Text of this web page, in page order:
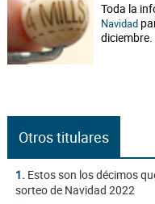
Toda la
Navidad
diciembre.
Otros titulares
1. Estos son los décimos
sorteo de Navidad 2022